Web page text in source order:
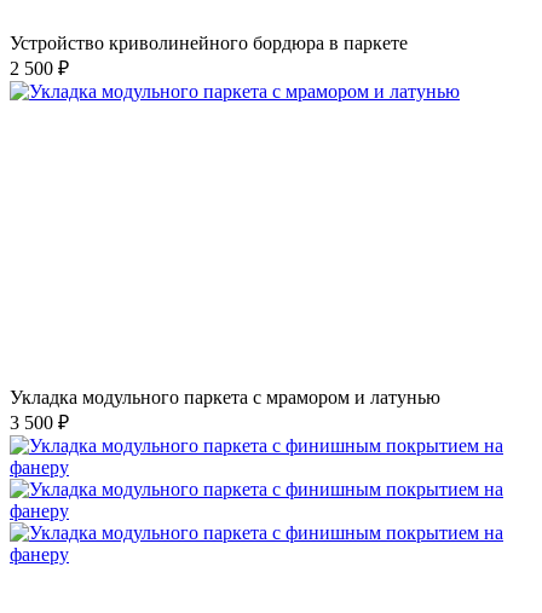
Устройство криволинейного бордюра в паркете
2 500 ₽
Укладка модульного паркета с мрамором и латунью
3 500 ₽